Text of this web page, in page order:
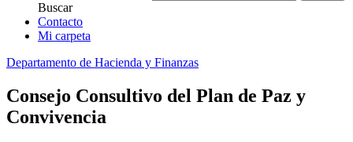
Buscar
Contacto
Mi carpeta
Departamento de Hacienda y Finanzas
Consejo Consultivo del Plan de Paz y
Convivencia